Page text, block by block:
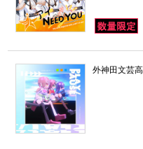
外神田文芸